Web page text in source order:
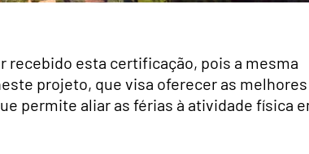
recebido esta certificação, pois a mesma
projeto, que visa oferecer as melhores
permite aliar as férias à atividade física